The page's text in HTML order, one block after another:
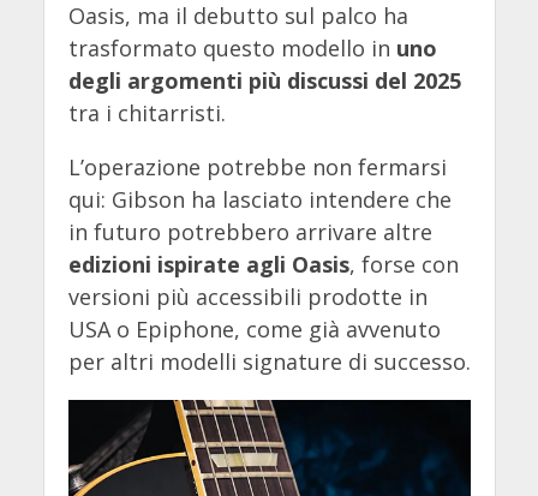
Oasis, ma il debutto sul palco ha
trasformato questo modello in uno
degli argomenti più discussi del 2025
tra i chitarristi.
L’operazione potrebbe non fermarsi
qui: Gibson ha lasciato intendere che
in futuro potrebbero arrivare altre
edizioni ispirate agli Oasis, forse con
versioni più accessibili prodotte in
USA o Epiphone, come già avvenuto
per altri modelli signature di successo.